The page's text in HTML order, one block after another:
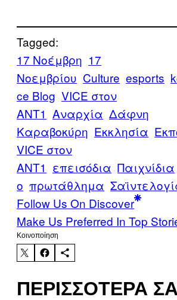
Tagged:
17 Νοέμβρη 17
Νοεμβρίου Culture esports
ce Blog VICE στον
ΑΝΤ1 Αναρχία Δάφνη
Καραβοκύρη Εκκλησία
VICE στον
ΑΝΤ1 επεισόδια Παιχνίδια
ο πρωτάθλημα
Follow Us On Discover
Make Us Preferred In Top
Kοινοποίηση
ΠΕΡΙΣΣΌΤΕΡΑ